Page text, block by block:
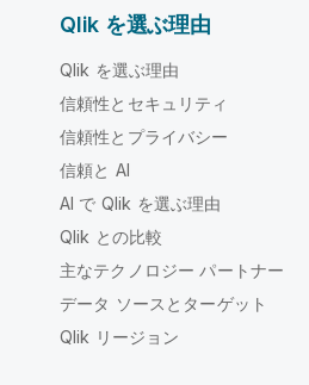
Qlik を選ぶ理由
Qlik を選ぶ理由
信頼性とセキュリティ
信頼性とプライバシー
信頼と AI
AI で Qlik を選ぶ理由
Qlik との比較
主なテクノロジー パートナー
データ ソースとターゲット
Qlik リージョン